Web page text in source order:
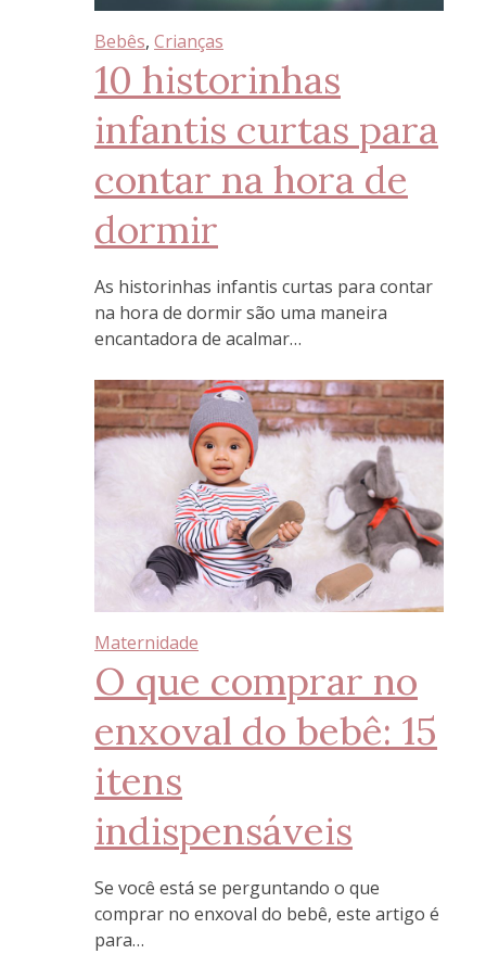
Bebês, Crianças
10 historinhas
infantis curtas para
contar na hora de
dormir
As historinhas infantis curtas para contar
na hora de dormir são uma maneira
encantadora de acalmar…
Maternidade
O que comprar no
enxoval do bebê: 15
itens
indispensáveis
Se você está se perguntando o que
comprar no enxoval do bebê, este artigo é
para…